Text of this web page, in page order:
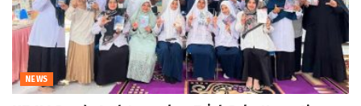
NEWS